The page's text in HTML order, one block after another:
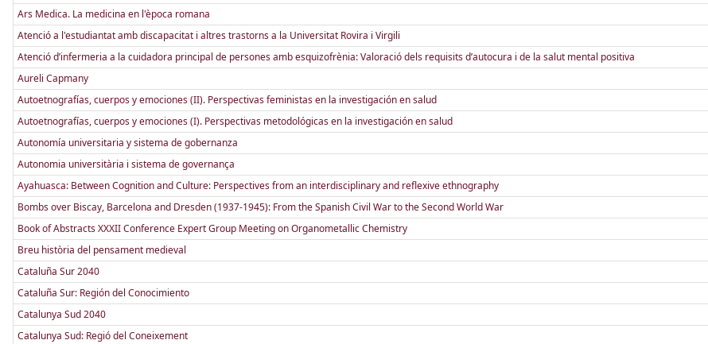
Ars Medica. La medicina en l'època romana
Atenció a l'estudiantat amb discapacitat i altres trastorns a la Universitat Rovira i Virgili
Atenció d’infermeria a la cuidadora principal de persones amb esquizofrènia: Valoració dels requisits d’autocura i de la salut mental positiva
Aureli Capmany
Autoetnografías, cuerpos y emociones (II). Perspectivas feministas en la investigación en salud
Autoetnografías, cuerpos y emociones (I). Perspectivas metodológicas en la investigación en salud
Autonomía universitaria y sistema de gobernanza
Autonomia universitària i sistema de governança
Ayahuasca: Between Cognition and Culture: Perspectives from an interdisciplinary and reflexive ethnography
Bombs over Biscay, Barcelona and Dresden (1937-1945): From the Spanish Civil War to the Second World War
Book of Abstracts XXXII Conference Expert Group Meeting on Organometallic Chemistry
Breu història del pensament medieval
Cataluña Sur 2040
Cataluña Sur: Región del Conocimiento
Catalunya Sud 2040
Catalunya Sud: Regió del Coneixement